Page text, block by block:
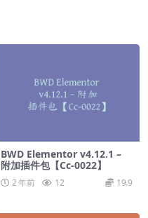
BWD Elementor v4.12.1 –
附加插件包【Cc-0022】
2 年前 12 19.9